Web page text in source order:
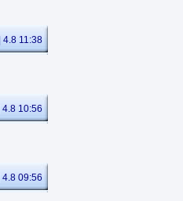
| 4.8 11:38
| 4.8 10:56
| 4.8 09:56